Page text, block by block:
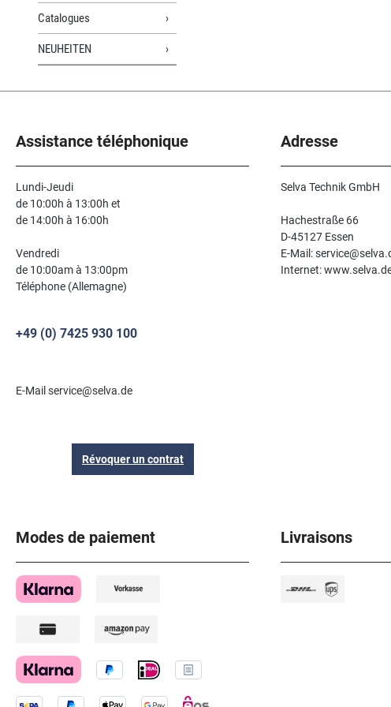
Catalogues
NEUHEITEN
Assistance téléphonique
Lundi-Jeudi
de 10:00h à 13:00h et
de 14:00h à 16:00h
Vendredi
de 10:00am à 13:00pm
Téléphone (Allemagne)
+49 (0) 7425 930 100
E-Mail service@selva.de
Révoquer un contrat
Adresse
Selva Technik GmbH
Hachestraße 66
D-45127 Essen
E-Mail:
Internet:
Modes de paiement Livraisons